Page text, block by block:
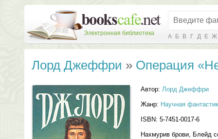
Электронная библиотека А Б В Г Д Е Ж
Лорд Джеффри » Операция
Автор: Лорд Джеффри
Жанр: Научная
ISBN: 5-7451-0017-6
Нахмурив брови, Блейд